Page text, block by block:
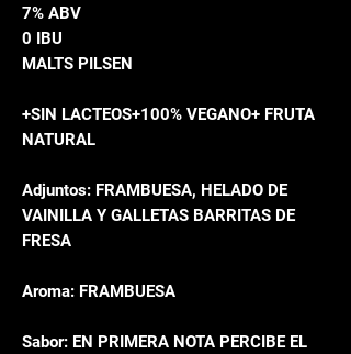
7% ABV
0 IBU
MALTS PILSEN
+SIN LACTEOS+100% VEGANO+ FRUTA
NATURAL
Adjuntos: FRAMBUESA, HELADO DE
VAINILLA Y GALLETAS BARRITAS DE
FRESA
Aroma: FRAMBUESA
Sabor: EN PRIMERA NOTA PERCIBE EL